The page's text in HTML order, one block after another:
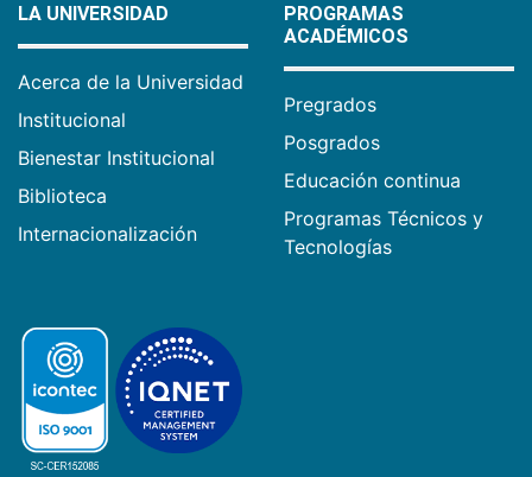
LA UNIVERSIDAD
Acerca de la Universidad
Institucional
Bienestar Institucional
Biblioteca
Internacionalización
PROGRAMAS
ACADÉMICOS
Pregrados
Posgrados
Educación continua
Programas Técnicos y
Tecnologías